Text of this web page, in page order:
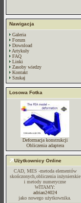
Nawigacja
Galeria
Forum
Download
Artykuły
FAQ
Linki
Zasoby wiedzy
Kontakt
Szukaj
Losowa Fotka
Deformacja konstrukcji
Obliczenia adaptera
Użytkownicy Online
CAD, MES -metoda elementów
skończonych,obliczenia inżynierskie
i metody numeryczne
WITAMY:
adrian24024
jako nowego użytkownika.